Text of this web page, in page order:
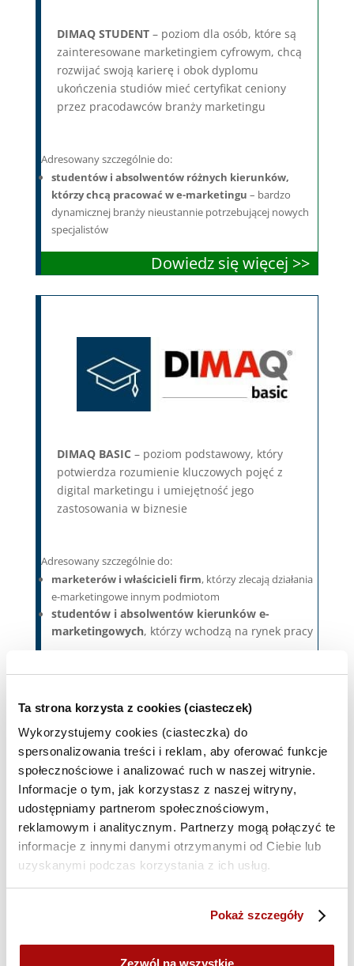
Ta strona korzysta z cookies (ciasteczek)
Wykorzystujemy cookies (ciasteczka) do
spersonalizowania treści i reklam, aby oferować funkcje
społecznościowe i analizować ruch w naszej witrynie.
Informacje o tym, jak korzystasz z naszej witryny,
udostępniamy partnerom społecznościowym,
reklamowym i analitycznym. Partnerzy mogą połączyć te
informacje z innymi danymi otrzymanymi od Ciebie lub
uzyskanymi podczas korzystania z ich usług.
Pokaż szczegóły
Zezwól na wszystkie
DIMAQ STUDENT – poziom dla osób, które są
zainteresowane marketingiem cyfrowym, chcą
rozwijać swoją karierę i obok dyplomu
ukończenia studiów mieć certyfikat ceniony
przez pracodawcówbranży marketingu
Adresowany szczególnie do:
studentów i absolwentów różnych kierunków,
którzy chcą pracować w e-marketingu – bardzo
dynamicznej branży nieustannie potrzebującej nowych
specjalistów
Dowiedz się więcej >>
DIMAQ BASIC – poziom podstawowy, który
potwierdza rozumienie kluczowych pojęć z
digital marketingu i umiejętność jego
zastosowania w biznesie
Adresowany szczególnie do:
marketerów i właścicieli firm, którzy zlecają działania
e-marketingowe innym podmiotom
studentów i absolwentów kierunków e-
marketingowych, którzy wchodzą na rynek pracy
DIMAQ Professional– poziom
średniozaawansowany, który potwierdza
kwalifikacje pozwalające na prowadzenie działań
operacyjnych w digital marketingu
Adresowany szczególnie do: